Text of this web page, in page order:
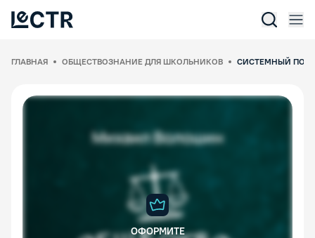
ГЛАВНАЯ ОБЩЕСТВОЗНАНИЕ ДЛЯ ШКОЛЬНИКОВ СИСТЕМНЫЙ
ОФОРМИТЕ